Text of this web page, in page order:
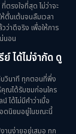
ตรงใจที่สุด ไม่ว่าจะ
ตื่นเต้นจนลืมเวลา
ว่าดีจริง เพื่อให้การ
นอน
ได้ไม่จำกัด ดู
บวินาที ทุกตอนที่พึ่ง
คุณได้รับชมก่อนใคร
ได้ไม่มีคำว่าเบื่อ
ดนิยมอยู่ในขณะนี้
านง่ายอยู่เสมอ ทุก